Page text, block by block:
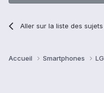
Aller sur la liste des sujets
Accueil Smartphones LG